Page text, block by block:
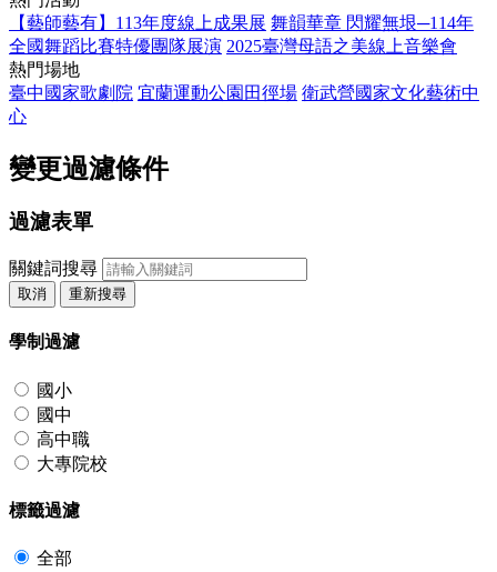
【藝師藝有】113年度線上成果展 舞韻華章 閃耀無垠─114年
全國舞蹈比賽特優團隊展演 2025臺灣母語之美線上音樂會
熱門場地
臺中國家歌劇院 宜蘭運動公園田徑場 衛武營國家文化藝術中
心
變更過濾條件
過濾表單
關鍵詞搜尋
取消 重新搜尋
學制過濾
國小
國中
高中職
大專院校
標籤過濾
全部